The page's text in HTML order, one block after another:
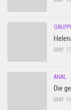
MAY
ANAL
Die
MAY